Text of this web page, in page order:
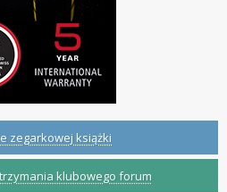
zegarkowej książki
klubowego forum